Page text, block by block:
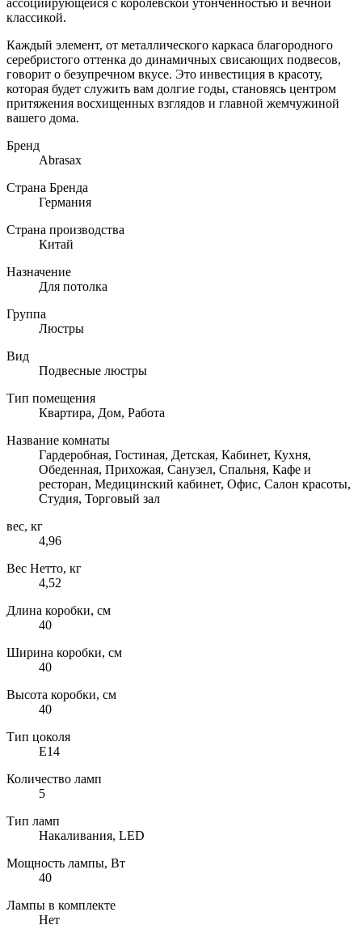
ассоциирующейся с королевской утонченностью и вечной
классикой.
Каждый элемент, от металлического каркаса благородного
серебристого оттенка до динамичных свисающих подвесов,
говорит о безупречном вкусе. Это инвестиция в красоту,
которая будет служить вам долгие годы, становясь центром
притяжения восхищенных взглядов и главной жемчужиной
вашего дома.
Бренд
Abrasax
Страна Бренда
Германия
Страна производства
Китай
Назначение
Для потолка
Группа
Люстры
Вид
Подвесные люстры
Тип помещения
Квартира, Дом, Работа
Название комнаты
Гардеробная, Гостиная, Детская, Кабинет, Кухня,
Обеденная, Прихожая, Санузел, Спальня, Кафе и
ресторан, Медицинский кабинет, Офис, Салон красоты,
Студия, Торговый зал
вес, кг
4,96
Вес Нетто, кг
4,52
Длина коробки, см
40
Ширина коробки, см
40
Высота коробки, см
40
Тип цоколя
E14
Количество ламп
5
Тип ламп
Накаливания, LED
Мощность лампы, Вт
40
Лампы в комплекте
Нет